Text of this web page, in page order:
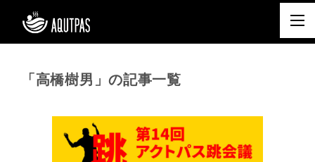
「高橋樹男」の記事一覧